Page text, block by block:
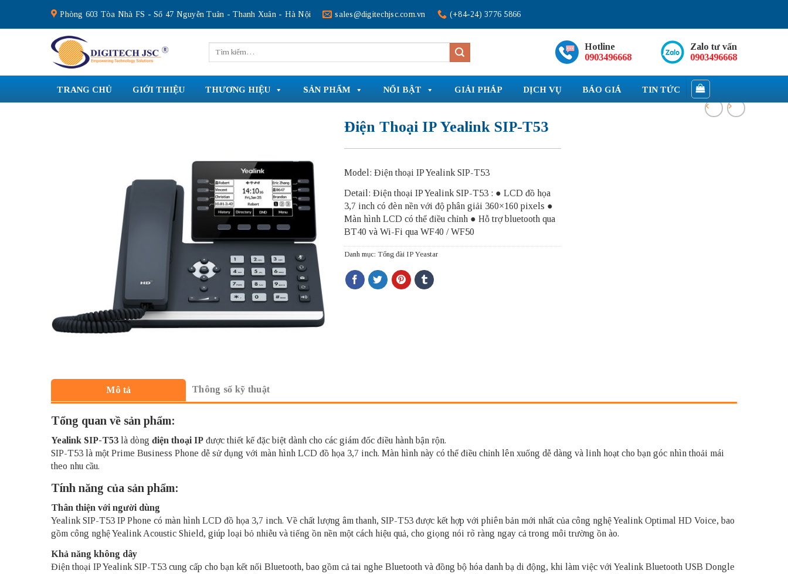
content
Phòng 603 Tòa Nhà FS - Số 47 Nguyễn Tuân - Thanh Xuân - Hà Nội sales@digitechjsc.com.vn (+84-24) 3776 5866
kiếm:
Hotline
0903496668
Zalo tư vấn
0903496668
TRANG CHỦ GIỚI THIỆU THƯƠNG HIỆU SẢN PHẨM NỔI BẬT GIẢI PHÁP DỊCH VỤ BÁO GIÁ TIN TỨC
Điện Thoại IP Yealink SIP-T53
Model: Điện thoại IP Yealink SIP-T53
Detail: Điện thoại IP Yealink SIP-T53 : ● LCD đồ họa
3,7 inch có đèn nền với độ phân giải 360×160 pixels ●
Màn hình LCD có thể điều chỉnh ● Hỗ trợ bluetooth qua
BT40 và Wi-Fi qua WF40 / WF50
Danh mục: Tổng đài IP Yeastar
Mô tả Thông số kỹ thuật
Tổng quan về sản phẩm:
Yealink SIP-T53 là dòng điện thoại IP được thiết kế đặc biệt dành cho các giám đốc điều hành bận rộn.
SIP-T53 là một Prime Business Phone dễ sử dụng với màn hình LCD đồ họa 3,7 inch. Màn hình này có thể điều chỉnh lên xuống dễ dàng và linh hoạt cho bạn góc nhìn thoải mái
theo nhu cầu.
Tính năng của sản phẩm:
Thân thiện với người dùng
Yealink SIP-T53 IP Phone có màn hình LCD đồ họa 3,7 inch. Về chất lượng âm thanh, SIP-T53 được kết hợp với phiên bản mới nhất của công nghệ Yealink Optimal HD Voice, bao
gồm công nghệ Yealink Acoustic Shield, giúp loại bỏ nhiễu và tiếng ồn nền một cách hiệu quả, cho giọng nói rõ ràng ngay cả trong môi trường ồn ào.
Khả năng không dây
Điện thoại IP Yealink SIP-T53 cung cấp cho bạn kết nối Bluetooth, bao gồm cả tai nghe Bluetooth và đồng bộ hóa danh bạ di động, khi làm việc với Yealink Bluetooth USB Dongle